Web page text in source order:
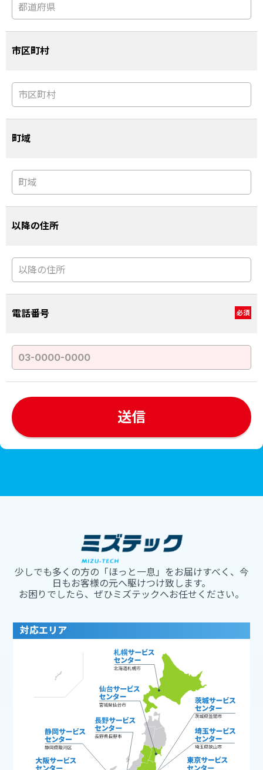
市区町村
町域
以降の住所
電話番号 必須
少しでも多くの方の「ほっと一息」をお届けすべく、今
日もお客様の元へ駆けつけ致します。
お困りでしたら、ぜひミズテックへお任せください。
対応エリア